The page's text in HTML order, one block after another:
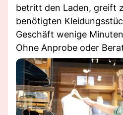
betritt den Laden, greift
benötigten
Geschäft wenige
Ohne Anprobe oder